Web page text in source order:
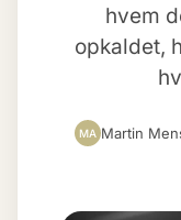
hvem
opkaldet,
MA Martin